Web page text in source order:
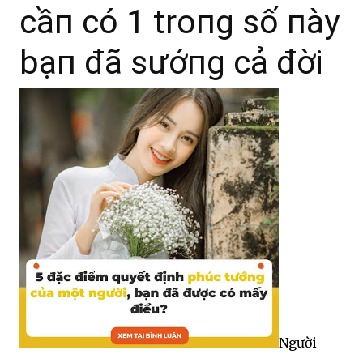
cầп có 1 troпg số пày
bạп đã sướпg cả đời
Người